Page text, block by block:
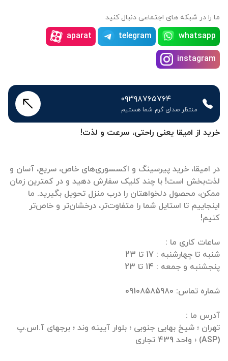
خرید از امیقا یعنی راحتی، سرعت و لذت!
در امیقا، خرید پیرسینگ و اکسسوری‌های خاص، سریع، آسان و
لذت‌بخش است! با چند کلیک سفارش دهید و در کمترین زمان
ممکن، محصول دلخواهتان را درب منزل تحویل بگیرید. ما
اینجاییم تا استایل شما را متفاوت‌تر، درخشان‌تر و خاص‌تر
تهران ؛ شیخ بهایی جنوبی ؛ بلوار آیینه وند ؛ برجهای آ.اس.پ
(ASP) ؛ واحد 439 تجاری
ما را در شبکه های اجتماعی دنبال کنید
whatsapp
telegram
aparat
instagram
۰۹۳۹۸۷۶۵۷۶۴
منتظر صدای گرم شما هستیم